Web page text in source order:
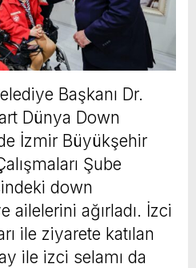
Başkanı Dr.
Dünya Down
İzmir Büyükşehir
Şube
down
ailelerini ağırladı. İzci
ile ziyarete katılan
ile izci selamı da